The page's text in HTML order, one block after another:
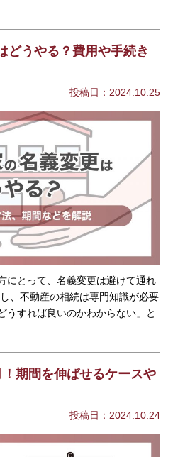
どうやる？費用や手続き
投稿日：2024.10.25
にとって、名義変更は避けて通れ
、不動産の相続は専門知識が必要
うすれば良いのかわからない」と
期間を伸ばせるケースや
投稿日：2024.10.24